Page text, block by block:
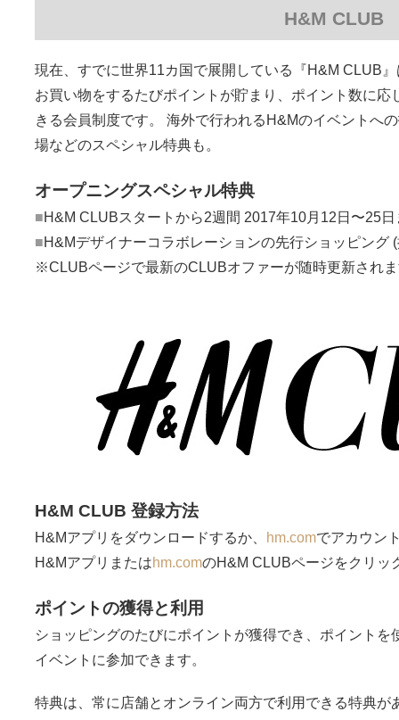
H&M CLUB
現在、すでに世界11カ国で展開している『H&M CLUB
お買い物をするたびポイントが貯まり、ポイント数に
きる会員制度です。 海外で行われるH&Mのイベントへ
場などのスペシャル特典も。
オープニングスペシャル特典
■H&M CLUBスタートから2週間 2017年10月12日〜25
■H&Mデザイナーコラボレーションの先行ショッピング
※CLUBページで最新のCLUBオファーが随時更新され
H&M CLUB 登録方法
H&Mアプリをダウンロードするか、 hm.comでアカウン
H&Mアプリまたはhm.comのH&M CLUBページをクリッ
ポイントの獲得と利用
ショッピングのたびにポイントが獲得でき、ポイント
イベントに参加できます。
特典は、 常に店舗とオンライン両方で利用できる特典が